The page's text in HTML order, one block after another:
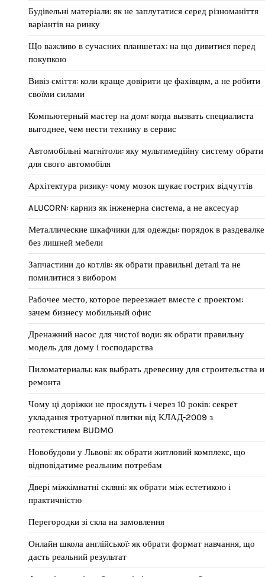
Будівельні матеріали: як не заплутатися серед різноманіття
варіантів на ринку
Що важливо в сучасних планшетах: на що дивитися перед
покупкою
Вивіз сміття: коли краще довірити це фахівцям, а не робити
своїми силами
Компьютерный мастер на дом: когда вызвать специалиста
выгоднее, чем нести технику в сервис
Автомобільні магнітоли: яку мультимедійну систему обрати
для свого автомобіля
Архітектура ризику: чому мозок шукає гострих відчуттів
ALUCORN: карниз як інженерна система, а не аксесуар
Металлические шкафчики для одежды: порядок в раздевалке
без лишней мебели
Запчастини до котлів: як обрати правильні деталі та не
помилитися з вибором
Рабочее место, которое переезжает вместе с проектом:
зачем бизнесу мобильный офис
Дренажний насос для чистої води: як обрати правильну
модель для дому і господарства
Пиломатериалы: как выбрать древесину для строительства и
ремонта
Чому ці доріжки не просядуть і через 10 років: секрет
укладання тротуарної плитки від КЛАД-2009 з
геотекстилем BUDMO
Новобудови у Львові: як обрати житловий комплекс, що
відповідатиме реальним потребам
Двері міжкімнатні скляні: як обрати між естетикою і
практичністю
Перегородки зі скла на замовлення
Онлайн школа англійської: як обрати формат навчання, що
дасть реальний результат